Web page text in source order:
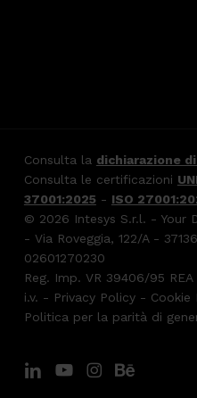
Consulta la dichiarazione
Consulta le certificazioni
37001:2025 - ISO
© 2026 Intesys S.r.l. - Your
- Via Roveggia, 122/A -
02601270230
Reg. Imp. VR 39406/95
i.v. - Privacy Policy- Cookie
Politica per la parità di
linkedinyoutubeinstagrambehance